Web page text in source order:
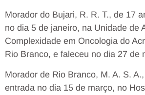
Morador do Bujari, R. R. T., de 17
no dia 5 de janeiro, na Unidade de
Complexidade em Oncologia do
Rio Branco, e faleceu no dia 27 de
Morador de Rio Branco, M. A. S.
entrada no dia 15 de março, no